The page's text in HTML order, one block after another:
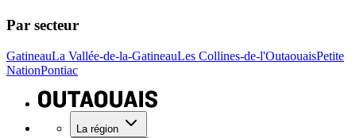
Par secteur
GatineauLa Vallée-de-la-GatineauLes Collines-de-l'OutaouaisPetite
NationPontiac
La région